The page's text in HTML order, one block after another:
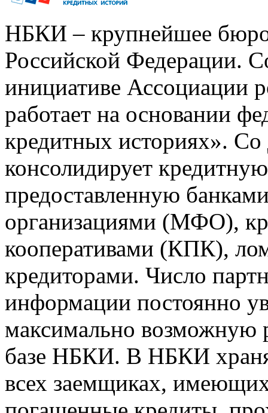
НБКИ – крупнейшее
Российской Федерации.
инициативе Ассоциации
работает на основании
кредитных историях».
консолидирует
предоставленную
организациями (МФО),
кооперативами (КПК),
кредиторами. Число
информации постоянно
максимально возможную
базе НБКИ. В НБКИ
всех заемщиках,